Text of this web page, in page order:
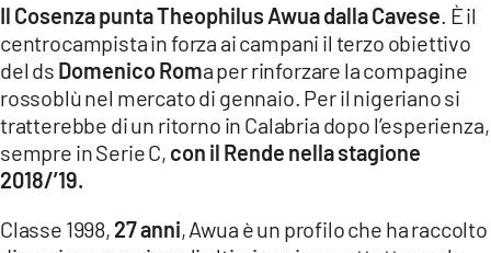
LACITYMAG.IT
ILREGGINO.IT
COSENZACHANNEL.IT
ILVIBONESE.IT
LACAPITALENEWS.IT
Il Cosenza punta Theophilus Awua dalla Cavese . È il
centrocampista in forza ai campani il terzo obiettivo
del ds Domenico Roma per rinforzare la compagine
rossoblù nel mercato di gennaio. Per il nigeriano si
tratterebbe di un ritorno in Calabria dopo l’esperienza,
sempre in Serie C, con il Rende nella stagione
2018/’19.
Classe 1998, 27 anni, Awua è un profilo che ha raccolto